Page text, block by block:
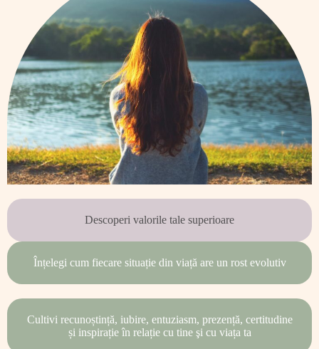
Descoperi valorile tale superioare
Înțelegi cum fiecare situație din viață are un rost evolutiv
Cultivi recunoștință, iubire, entuziasm, prezență, certitudine
și inspirație în relație cu tine şi cu viața ta